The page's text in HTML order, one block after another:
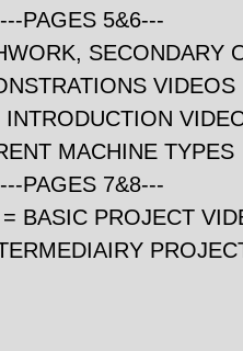
---PAGES 5&6---
SECONDARY
VIDEOS
MACHINE TYPES
---PAGES 7&8---
BASIC PROJECT